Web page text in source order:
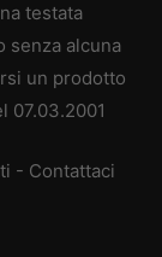
testata
senza alcuna
un prodotto
07.03.2001
- Contattaci